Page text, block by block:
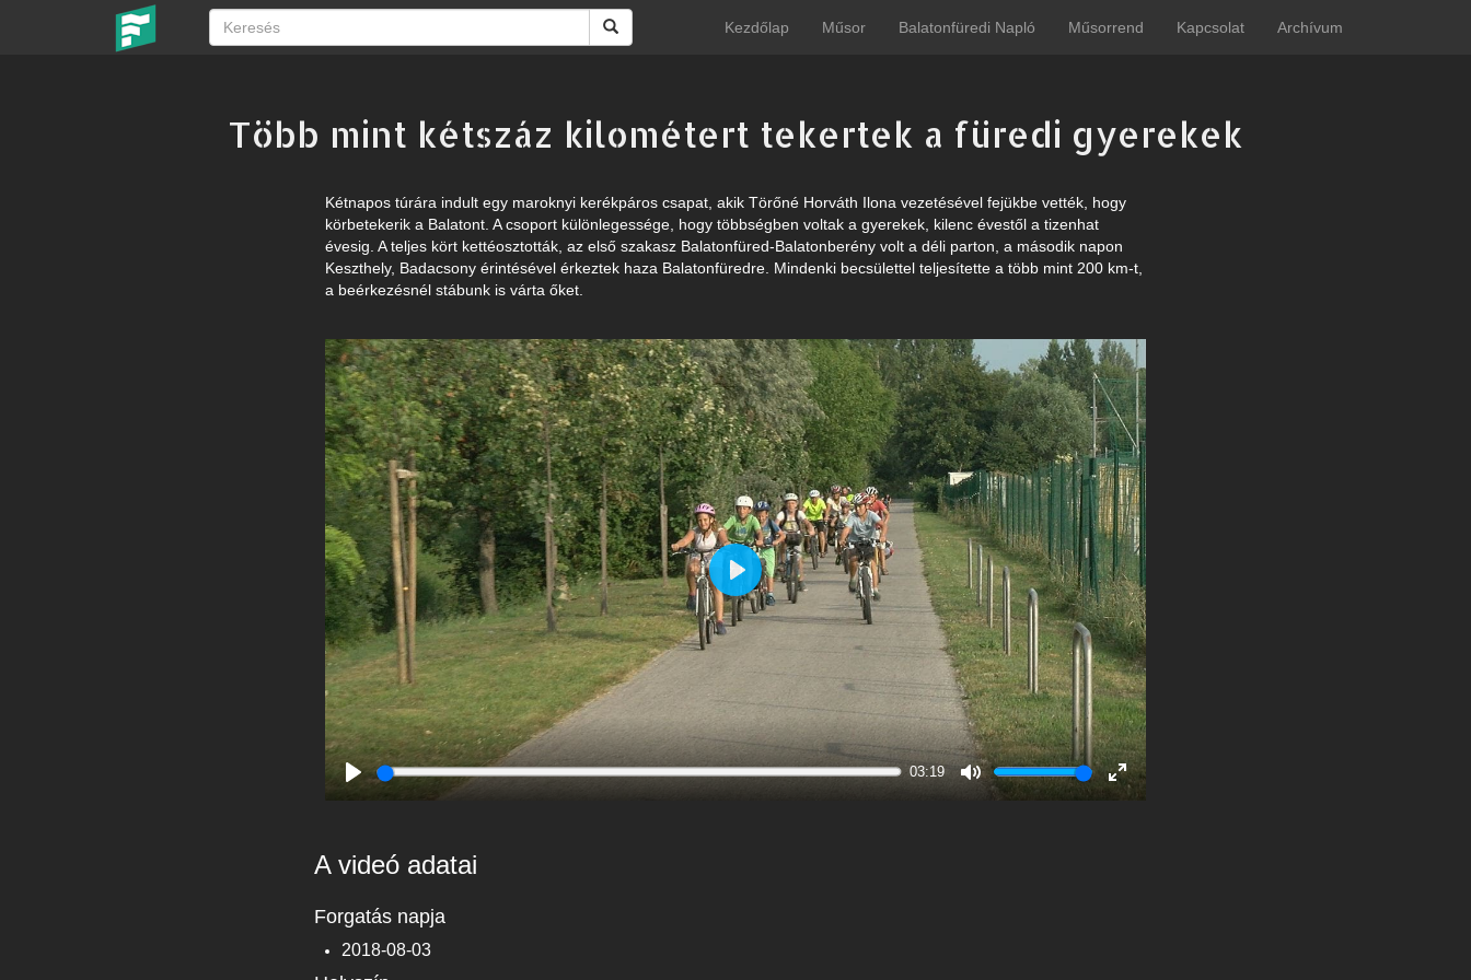
Kezdőlap Műsor Balatonfüredi Napló Műsorrend Kapcsolat Archívum
Több mint kétszáz kilométert tekertek a füredi gyerekek
Kétnapos túrára indult egy maroknyi kerékpáros csapat, akik Törőné Horváth Ilona vezetésével fejükbe vették, hogy
körbetekerik a Balatont. A csoport különlegessége, hogy többségben voltak a gyerekek, kilenc évestől a tizenhat
évesig. A teljes kört kettéosztották, az első szakasz Balatonfüred-Balatonberény volt a déli parton, a második napon
Keszthely, Badacsony érintésével érkeztek haza Balatonfüredre. Mindenki becsülettel teljesítette a több mint 200 km-t,
a beérkezésnél stábunk is várta őket.
03:19
Mute
Enter
Play
A videó adatai
Forgatás napja
2018-08-03